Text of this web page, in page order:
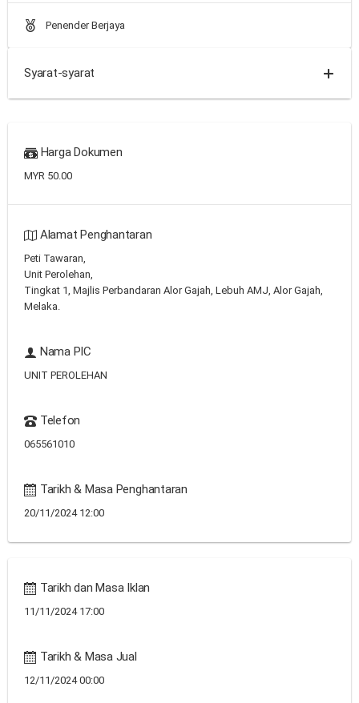
Penender Berjaya
Syarat-syarat
Harga Dokumen
MYR 50.00
Alamat Penghantaran
Peti Tawaran,
Unit Perolehan,
Tingkat 1, Majlis Perbandaran Alor Gajah, Lebuh AMJ, Alor Gajah,
Melaka.
Nama PIC
UNIT PEROLEHAN
Telefon
065561010
Tarikh & Masa Penghantaran
20/11/2024 12:00
Tarikh dan Masa Iklan
11/11/2024 17:00
Tarikh & Masa Jual
12/11/2024 00:00